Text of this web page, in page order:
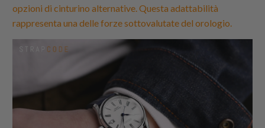
opzioni di cinturino alternative. Questa adattabilità
rappresenta una delle forze sottovalutate del orologio.